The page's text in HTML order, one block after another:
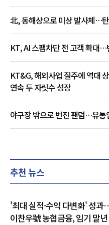
北, 동해상으로 미상 발사체…
KT, AI 스팸차단 전 고객 확대…
KT&G, 해외사업 질주에 역대
연속 두 자릿수 성장
야구장 밖으로 번진 팬덤…유통
추천 뉴스
'최대 실적·수익 다변화' 성
이찬우號 농협금융, 임기 말